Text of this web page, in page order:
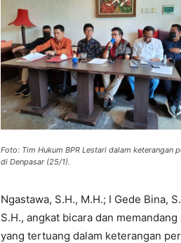
Foto: Tim Hukum BPR Lestari dalam keterangan
di Denpasar (25/1).
Ngastawa, S.H., M.H.; I Gede Bina,
S.H., angkat bicara dan
yang tertuang dalam keterangan